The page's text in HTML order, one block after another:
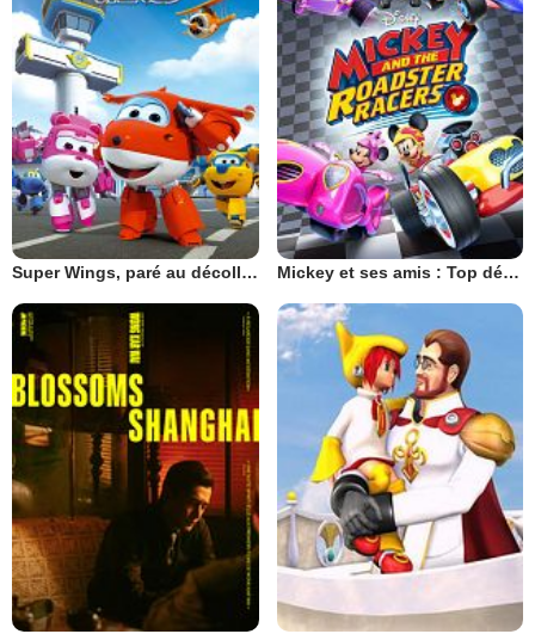
Super Wings, paré au décollage ! Mickey et ses amis : Top départ !